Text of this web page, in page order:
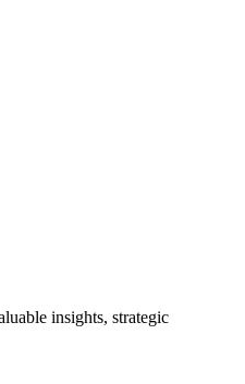
insights, strategic